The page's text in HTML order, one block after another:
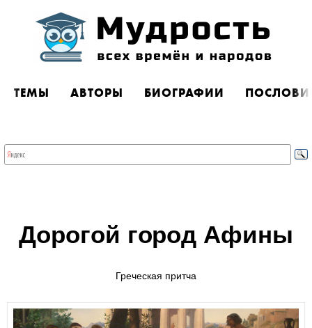
ТЕМЫ АВТОРЫ БИОГРАФИИ
Дорогой город Афины
Греческая притча